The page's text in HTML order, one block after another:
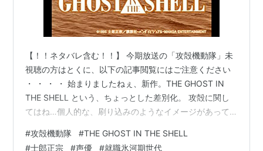
【！！ネタバレ含む！！】 今期放送の「攻殻機動隊」未
視聴の方はとくに、以下の記事閲覧にはご注意ください
・ ・ ・ ・ 始まりましたねぇ、新作。THE GHOST IN
THE SHELL という、ちょっとした差別化。 攻殻に関し
てはね…個人的な、刷り込みのようなイメージがあって
ス」が、「一時期、身内によって自宅で垂れ流されてい
#攻殻機動隊 #THE GHOST IN THE SHELL
#士郎正宗 #声優 #就職氷河期世代